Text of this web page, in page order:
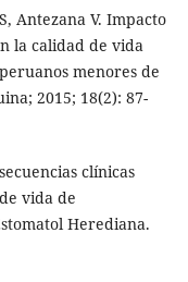
Antezana V. Impacto
la calidad de vida
menores de
2015; 18(2): 87-
clínicas
vida de
Herediana.